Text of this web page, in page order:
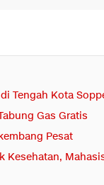
Tengah Kota
Gas Gratis
Pesat
Kesehatan,